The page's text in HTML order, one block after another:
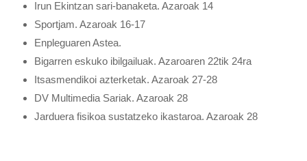
Irun Ekintzan sari-banaketa. Azaroak 14
Sportjam. Azaroak 16-17
Enpleguaren Astea.
Bigarren eskuko ibilgailuak. Azaroaren 22tik 24ra
Itsasmendikoi azterketak. Azaroak 27-28
DV Multimedia Sariak. Azaroak 28
Jarduera fisikoa sustatzeko ikastaroa. Azaroak 28